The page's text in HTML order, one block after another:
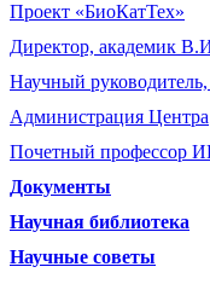
Проект «БиоКатТех»
Директор, академик
Научный
Администрация Центра
Почетный профессор
Документы
Научная библиотека
Научные советы